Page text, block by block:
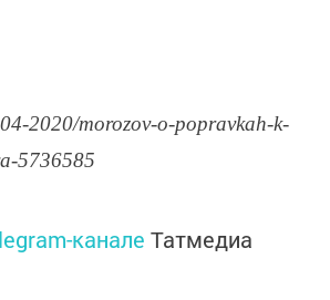
2020/morozov-o-popravkah-k-
5736585
канале Татмедиа